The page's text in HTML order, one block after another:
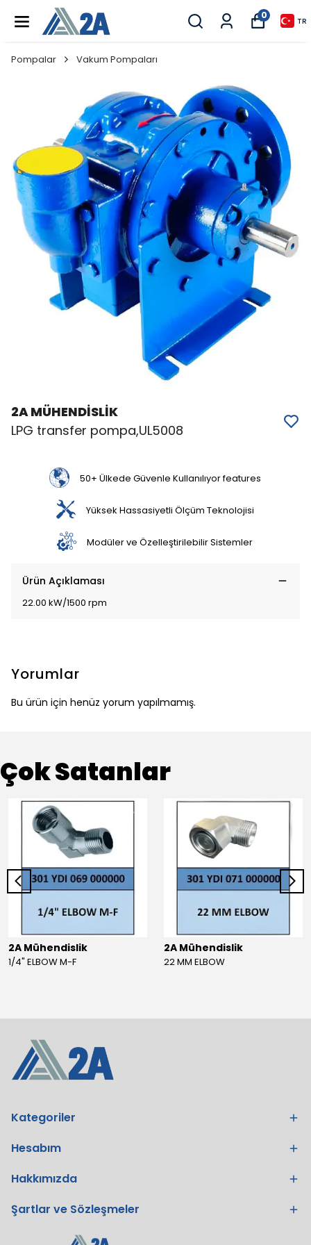
0
TR
Pompalar Vakum Pompaları
2A MÜHENDİSLİK
LPG transfer pompa,UL5008
50+ Ülkede Güvenle Kullanılıyor features
Yüksek Hassasiyetli Ölçüm Teknolojisi
Modüler ve Özelleştirilebilir Sistemler
Ürün Açıklaması
22.00 kW/1500 rpm
Yorumlar
Bu ürün için henüz yorum yapılmamış.
Çok Satanlar
2A Mühendislik
1/4" ELBOW M-F
2A Mühendislik
22 MM ELBOW
Kategoriler
Hesabım
Hakkımızda
Şartlar ve Sözleşmeler